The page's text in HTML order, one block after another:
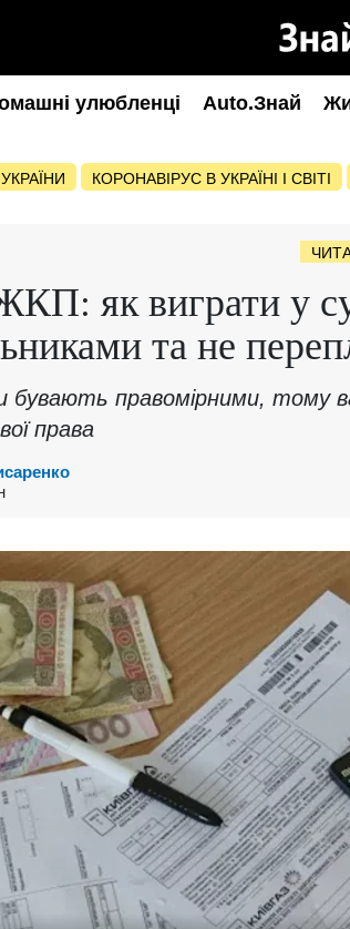
улюбленці Auto.Знай
КОРОНАВІРУС В УКРАЇНІ І СВІТІ
як виграти у
та не
бувають правомірними, тому
права